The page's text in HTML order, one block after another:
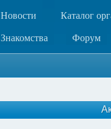
Новости Каталог
Знакомства Форум